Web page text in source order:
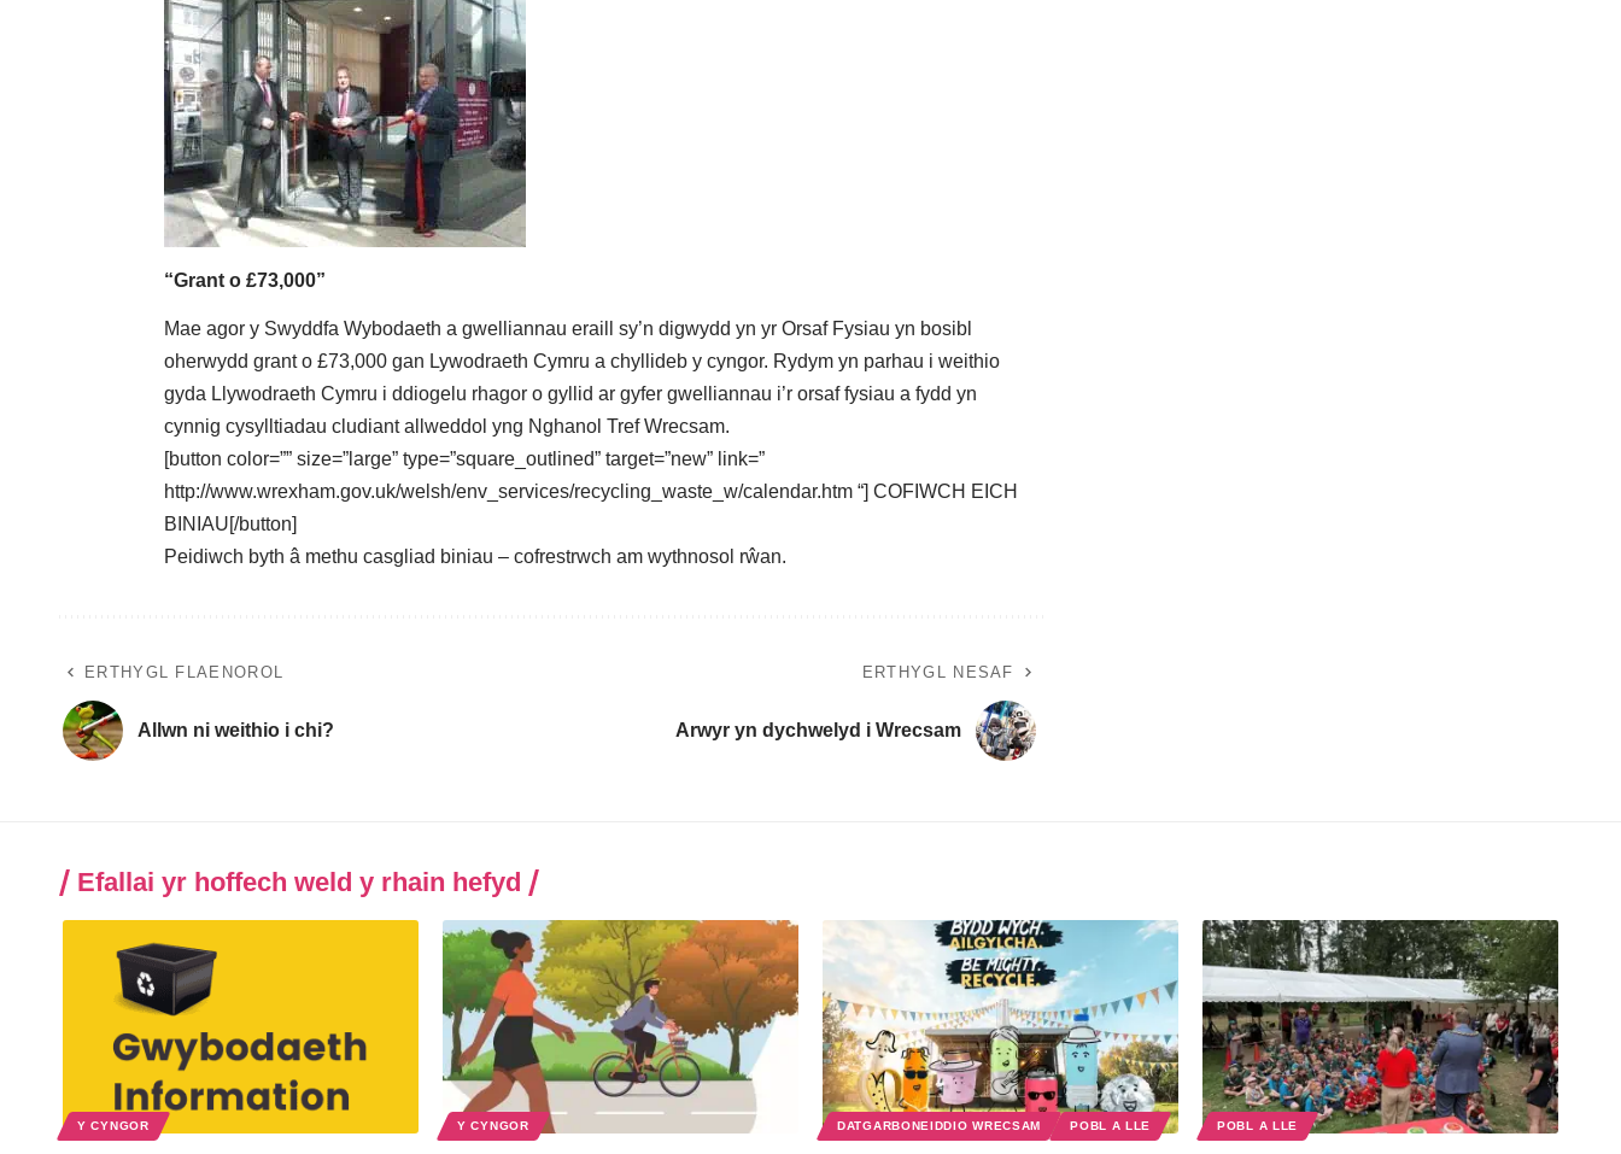
“Grant o £73,000”
Mae agor y Swyddfa Wybodaeth a gwelliannau eraill sy’n digwydd yn yr Orsaf Fysiau yn bosibl
oherwydd grant o £73,000 gan Lywodraeth Cymru a chyllideb y cyngor. Rydym yn parhau i weithio
gyda Llywodraeth Cymru i ddiogelu rhagor o gyllid ar gyfer gwelliannau i’r orsaf fysiau a fydd yn
cynnig cysylltiadau cludiant allweddol yng Nghanol Tref Wrecsam.
[button color=”” size=”large” type=”square_outlined” target=”new” link=”
http://www.wrexham.gov.uk/welsh/env_services/recycling_waste_w/calendar.htm “] COFIWCH EICH
BINIAU[/button]
Peidiwch byth â methu casgliad biniau – cofrestrwch am wythnosol rŵan.
ERTHYGL FLAENOROL
Allwn ni weithio i chi?
ERTHYGL NESAF
Arwyr yn dychwelyd i Wrecsam
Efallai yr hoffech weld y rhain hefyd
Y CYNGOR Y CYNGOR DATGARBONEIDDIO WRECSAM POBL A LLE POBL A LLE